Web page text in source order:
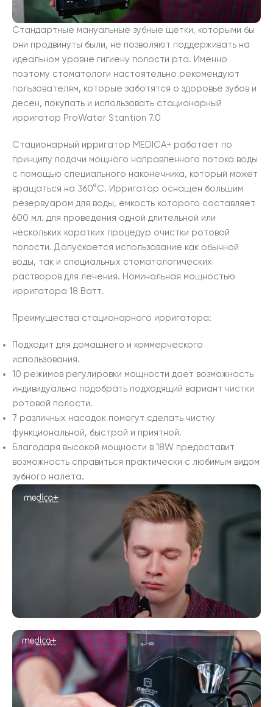
Стандартные мануальные зубные щетки, которыми бы
они продвинуты были, не позволяют поддерживать на
идеальном уровне гигиену полости рта. Именно
поэтому стоматологи настоятельно рекомендуют
пользователям, которые заботятся о здоровье зубов и
десен, покупать и использовать стационарный
ирригатор ProWater Stantion 7.0
Стационарный ирригатор MEDICA+ работает по
принципу подачи мощного направленного потока воды
с помощью специального наконечника, который может
вращаться на 360°C. Ирригатор оснащен большим
резервуаром для воды, емкость которого составляет
600 мл. для проведения одной длительной или
нескольких коротких процедур очистки ротовой
полости. Допускается использование как обычной
воды, так и специальных стоматологических
растворов для лечения. Номинальная мощностью
ирригатора 18 Ватт.
Преимущества стационарного ирригатора:
Подходит для домашнего и коммерческого
использования.
10 режимов регулировки мощности дает возможность
индивидуально подобрать подходящий вариант чистки
ротовой полости.
7 различных насадок помогут сделать чистку
функциональной, быстрой и приятной.
Благодаря высокой мощности в 18W предоставит
возможность справиться практически с любимым видом
зубного налета.